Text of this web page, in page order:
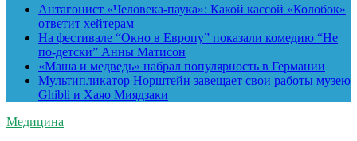
Антагонист «Человека-паука»: Какой кассой «Колобок»
ответит хейтерам
На фестивале “Окно в Европу” показали комедию “Не
по-детски” Анны Матисон
«Маша и медведь» набрал популярность в Германии
Мультипликатор Норштейн завещает свои работы музею
Ghibli и Хаяо Миядзаки
Медицина